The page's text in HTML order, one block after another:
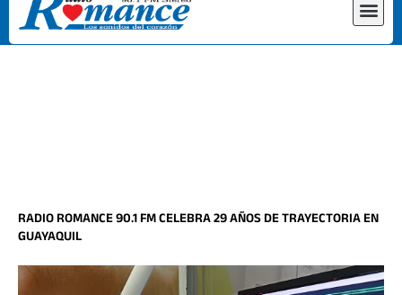
b
o
o
u
b
e
r
r
RADIO ROMANCE 90.1 FM CELEBRA 29 AÑOS DE TRAYECTORIA EN
GUAYAQUIL